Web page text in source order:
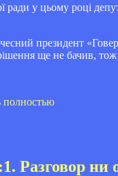
ради у цьому році
президент
ще не бачив,
полностью
Разговор ни